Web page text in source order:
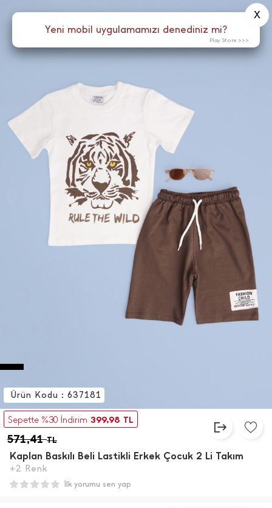
Menü
Sepette %30 İndirim 399,98 TL
571,41TL
Kaplan Baskılı Beli Lastikli Erkek Çocuk 2 Li Takım
+2 Renk
Ürün Kodu : 637181
İlk yorumu sen yap
Yeni mobil uygulamamızı denediniz mi?
X
Play Store >>>